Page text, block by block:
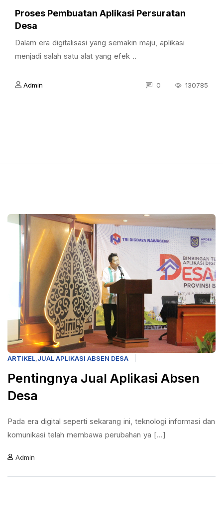
Proses Pembuatan Aplikasi Persuratan
Desa
Dalam era digitalisasi yang semakin maju, aplikasi
menjadi salah satu alat yang efek ..
Admin 0 130785
ARTIKEL,JUAL APLIKASI ABSEN DESA
Pentingnya Jual Aplikasi Absen
Desa
Pada era digital seperti sekarang ini, teknologi informasi dan
komunikasi telah membawa perubahan ya [...]
Admin